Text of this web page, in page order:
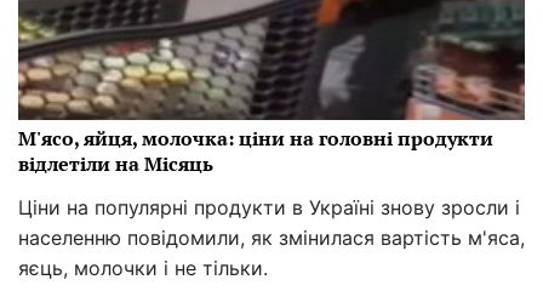
М'ясо, яйця, молочка: ціни на головні продукти
відлетіли на Місяць
Ціни на популярні продукти в Україні знову зросли і
населенню повідомили, як змінилася вартість м'яса,
яєць, молочки і не тільки.